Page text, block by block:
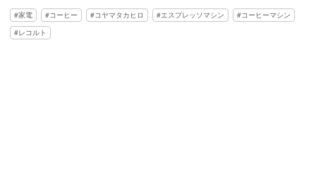
家電 コーヒー コヤマタカヒロ エスプレッソマシン
コーヒーマシン
レコルト